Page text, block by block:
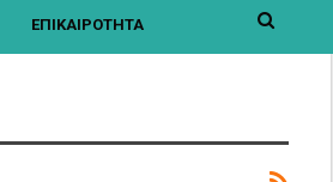
ΕΠΙΚΑΙΡΟΤΗΤΑ